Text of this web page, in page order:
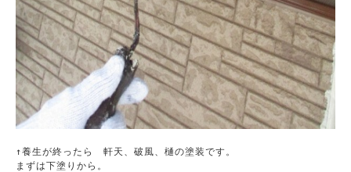
↑養生が終ったら　軒天、破風、樋の塗装です。
まずは下塗りから。